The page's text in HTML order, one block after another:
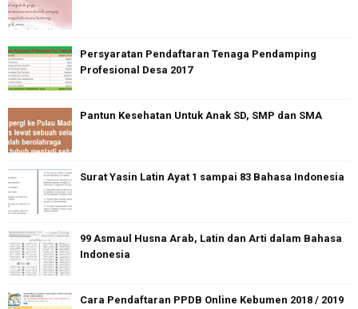
Persyaratan Pendaftaran Tenaga Pendamping
Profesional Desa 2017
Pantun Kesehatan Untuk Anak SD, SMP dan SMA
Surat Yasin Latin Ayat 1 sampai 83 Bahasa Indonesia
99 Asmaul Husna Arab, Latin dan Arti dalam Bahasa
Indonesia
Cara Pendaftaran PPDB Online Kebumen 2018 / 2019